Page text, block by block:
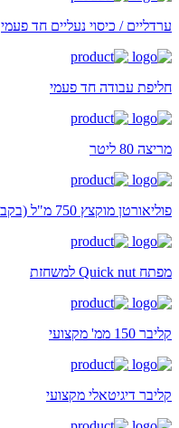
ערדליים / כיסוי נעליים חד פעמי
חליפת עבודה חד פעמי
מריצה 80 ליטר
פוליאורטן מוקצץ 750 מ"ל (בקבוק)
מפתח Quick nut למשחזת
קליבר 150 ממ' מקצועי
קליבר דיגיטאלי מקצועי